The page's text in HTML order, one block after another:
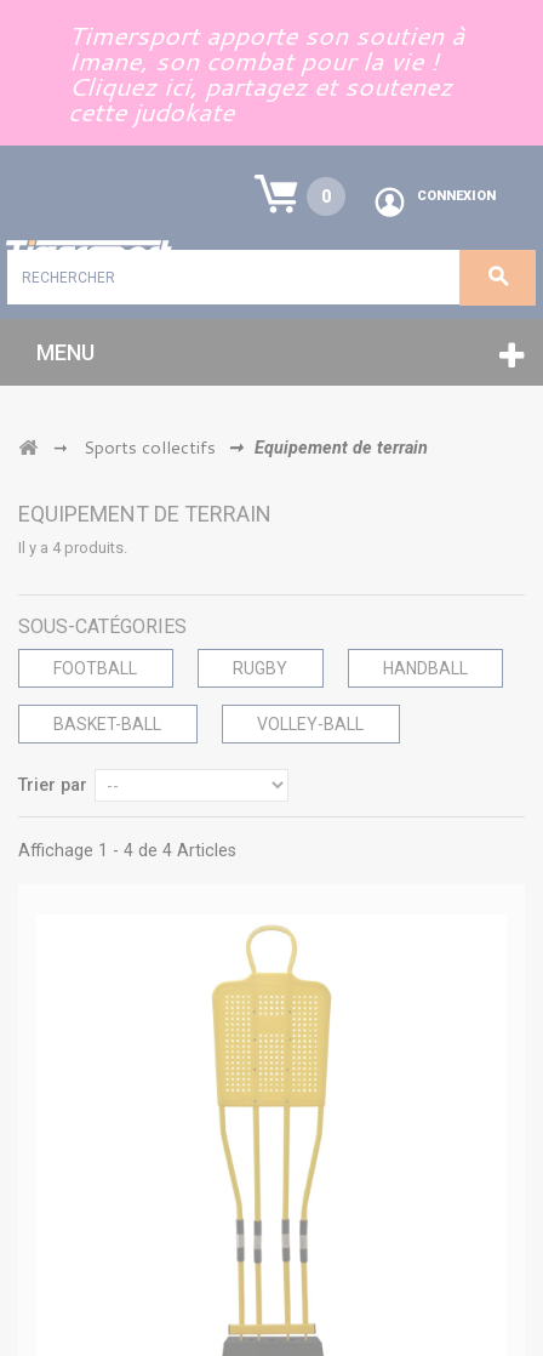
Timersport apporte son soutien à
Imane, son combat pour la vie !
Cliquez ici, partagez et soutenez
cette judokate
0 CONNEXION
MENU
➞ Sports collectifs ➞ Equipement de terrain
EQUIPEMENT DE TERRAIN
Il y a 4 produits.
SOUS-CATÉGORIES
FOOTBALL RUGBY HANDBALL
BASKET-BALL VOLLEY-BALL
Trier par
Affichage 1 - 4 de 4 Articles